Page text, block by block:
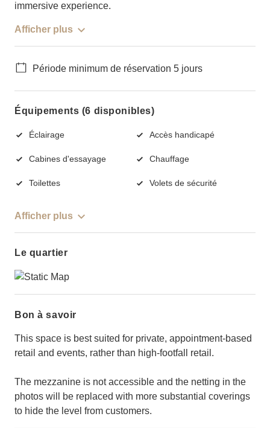
immersive experience.
Afficher plus
Période minimum de réservation 5 jours
Équipements (6 disponibles)
Éclairage Accès handicapé
Cabines d'essayage Chauffage
Toilettes Volets de sécurité
Afficher plus
Le quartier
Bon à savoir
This space is best suited for private, appointment-based
retail and events, rather than high-footfall retail.
The mezzanine is not accessible and the netting in the
photos will be replaced with more substantial coverings
to hide the level from customers.